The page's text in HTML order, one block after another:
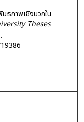
ธภาพเชิงบวกใน
Theses